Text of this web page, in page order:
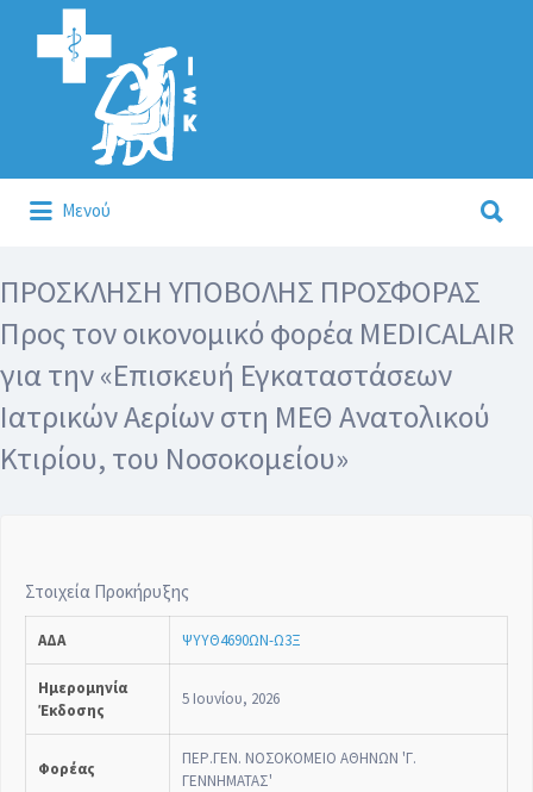
Αναζήτηση
για:
Μενού
για:
ΠΡΟΣΚΛΗΣΗ ΥΠΟΒΟΛΗΣ ΠΡΟΣΦΟΡΑΣ
Προς τον οικονομικό φορέα MEDICALAIR
για την «Επισκευή Εγκαταστάσεων
Ιατρικών Αερίων στη ΜΕΘ Ανατολικού
Κτιρίου, του Νοσοκομείου»
Στοιχεία Προκήρυξης
ΑΔΑ ΨΥΥΘ4690ΩΝ-Ω3Ξ
Ημερομηνία
Έκδοσης
5 Ιουνίου, 2026
Φορέας
ΠΕΡ.ΓΕΝ. ΝΟΣΟΚΟΜΕΙΟ ΑΘΗΝΩΝ 'Γ.
ΓΕΝΝΗΜΑΤΑΣ'